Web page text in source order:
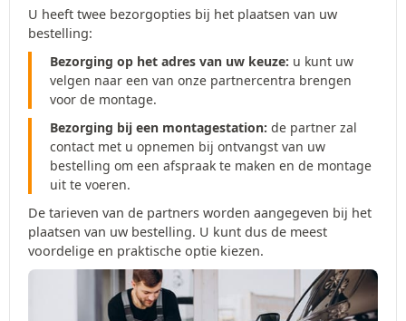
U heeft twee bezorgopties bij het plaatsen van uw
bestelling:
Bezorging op het adres van uw keuze: u kunt uw
velgen naar een van onze partnercentra brengen
voor de montage.
Bezorging bij een montagestation: de partner zal
contact met u opnemen bij ontvangst van uw
bestelling om een afspraak te maken en de montage
uit te voeren.
De tarieven van de partners worden aangegeven bij het
plaatsen van uw bestelling. U kunt dus de meest
voordelige en praktische optie kiezen.